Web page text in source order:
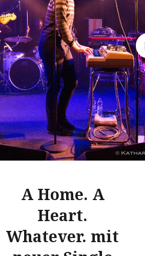
A Home. A
Heart.
Whatever. mit